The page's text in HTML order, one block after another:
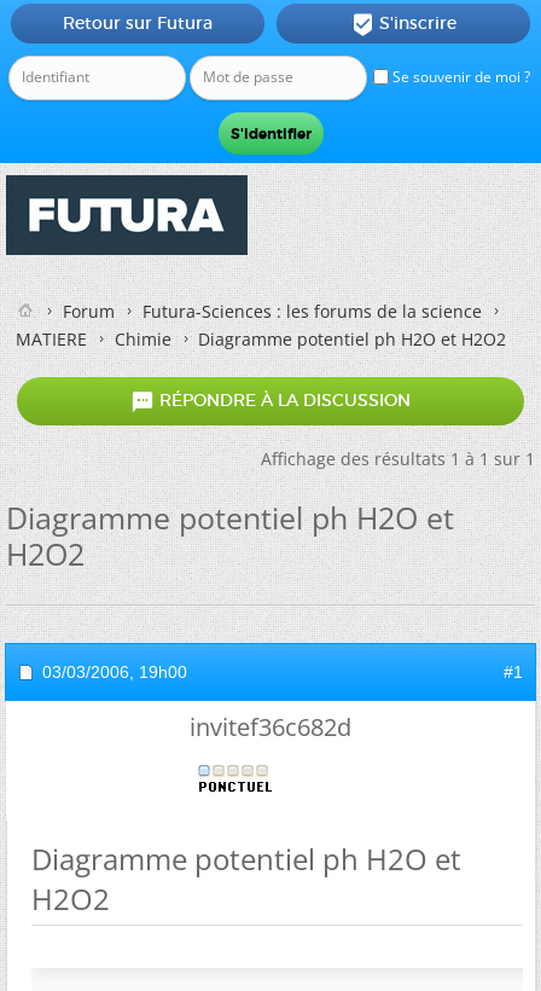
Se souvenir de moi ?
Retour sur Futura  S'inscrire
Forum
Futura-Sciences : les forums de la science
MATIERE
Chimie Diagramme potentiel ph H2O et H2O2
 RÉPONDRE À LA DISCUSSION
Affichage des résultats 1 à 1 sur 1
Diagramme potentiel ph H2O et
H2O2
03/03/2006, 19h00 #1
invitef36c682d
Diagramme potentiel ph H2O et
H2O2